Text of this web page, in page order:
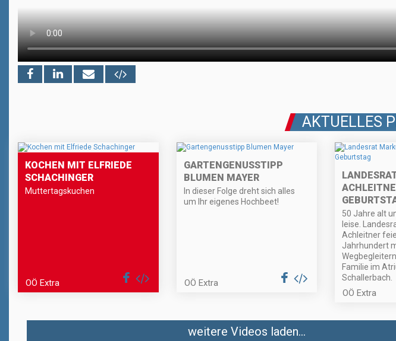
AKTUELLES
KOCHEN MIT ELFRIEDE
SCHACHINGER
Muttertagskuchen
OÖ Extra
GARTENGENUSSTIPP
BLUMEN MAYER
In dieser Folge dreht sich alles
um Ihr eigenes Hochbeet!
OÖ Extra
50 Jahre alt
leise.
Achleitner
Jahrhundert
Familie im
Schallerbach.
OÖ Extra
weitere Videos laden...